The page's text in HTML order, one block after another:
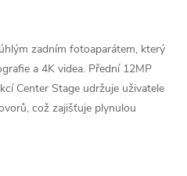
zadním fotoaparátem, který
a 4K videa. Přední 12MP
Center Stage udržuje uživatele
což zajišťuje plynulou